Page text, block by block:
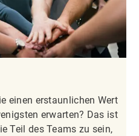
einen erstaunlichen Wert
erwarten? Das ist
Teil des Teams zu sein,